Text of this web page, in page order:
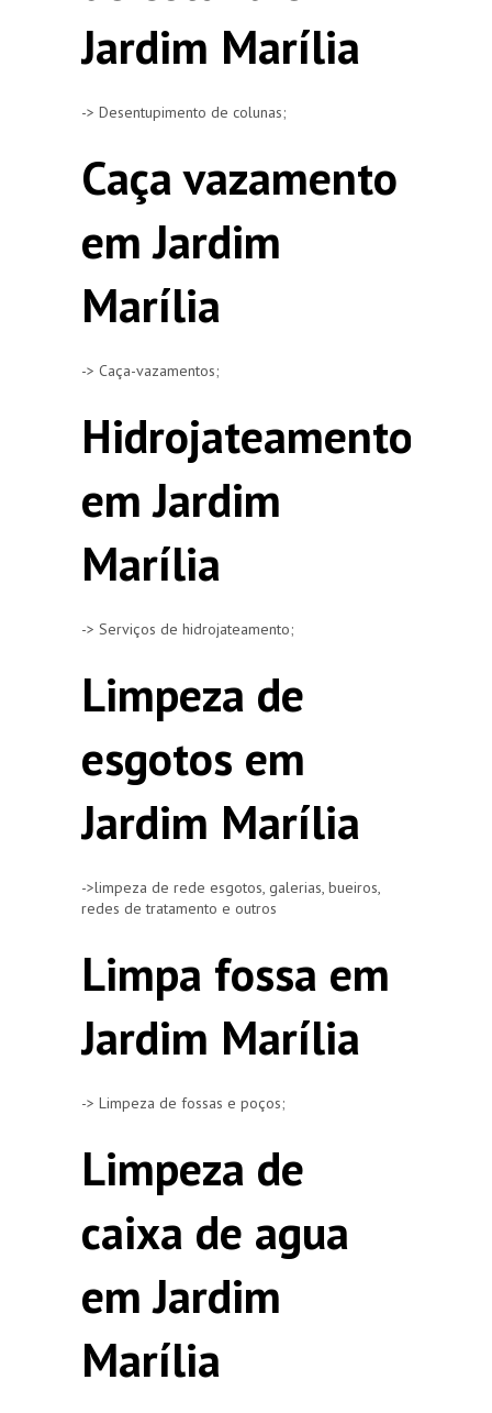
Jardim Marília
-> Desentupimento de colunas;
Caça vazamento
em Jardim
Marília
-> Caça-vazamentos;
Hidrojateamento
em Jardim
Marília
-> Serviços de hidrojateamento;
Limpeza de
esgotos em
Jardim Marília
->limpeza de rede esgotos, galerias, bueiros,
redes de tratamento e outros
Limpa fossa em
Jardim Marília
-> Limpeza de fossas e poços;
Limpeza de
caixa de agua
em Jardim
Marília